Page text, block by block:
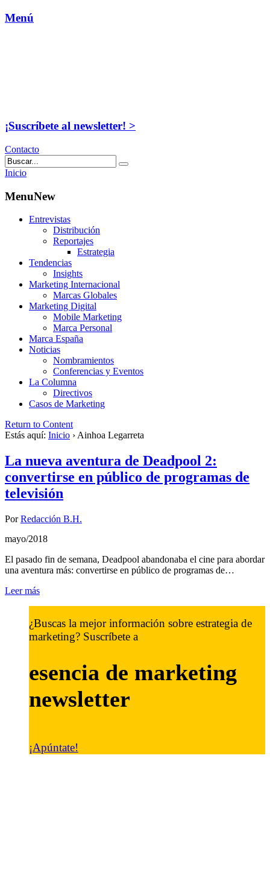
Menú
¡Suscríbete al newsletter! >
Contacto
Inicio
MenuNew
Entrevistas
Distribución
Reportajes
Estrategia
Tendencias
Insights
Marketing Internacional
Marcas Globales
Marketing Digital
Mobile Marketing
Marca Personal
Marca España
Noticias
Nombramientos
Conferencias y Eventos
La Columna
Directivos
Casos de Marketing
Return to Content
Estás aquí: Inicio › Ainhoa Legarreta
La nueva aventura de Deadpool 2:
convertirse en público de programas de
televisión
PorRedacción B.H.
mayo/2018
El pasado fin de semana, Deadpool abandonaba el cine para abordar
una aventura más: convertirse en público de programas de…
Leer más
¿Buscas la mejor información sobre estrategia de
marketing? Suscríbete a
esencia de marketing
newsletter
¡Apúntate!